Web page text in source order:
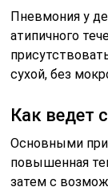
Пневмония у
атипичного
сухой, без
Как ведет
Основными
повышенная
затем с